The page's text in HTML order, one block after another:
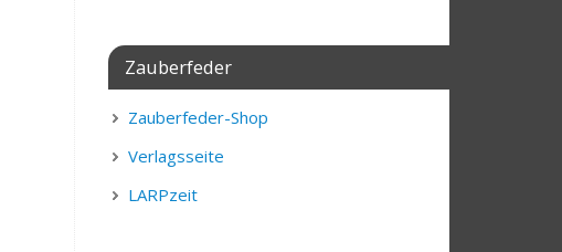
Zauberfeder
Zauberfeder-Shop
Verlagsseite
LARPzeit